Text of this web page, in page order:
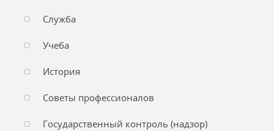
Служба
Учеба
История
Советы профессионалов
Государственный контроль (надзор)